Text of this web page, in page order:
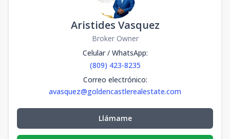
Aristides Vasquez
Broker Owner
Celular / WhatsApp:
(809) 423-8235
Correo electrónico:
avasquez@goldencastlerealestate.com
Llámame